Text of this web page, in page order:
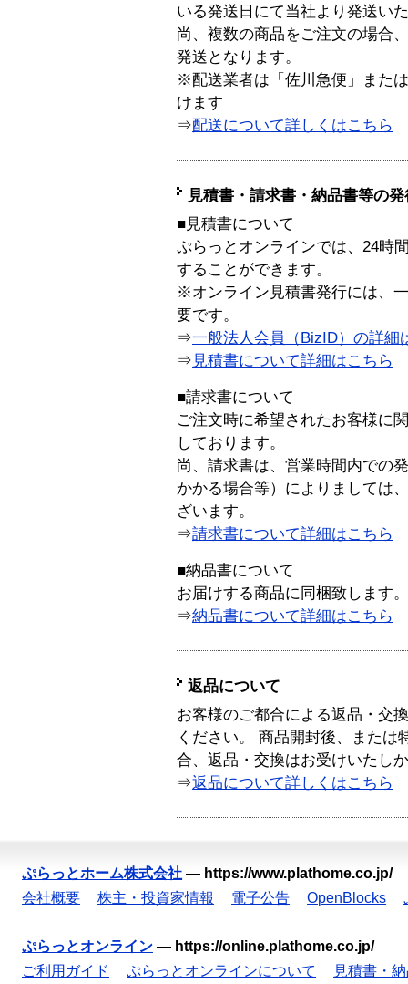
いる発送日にて当社より発送い
尚、複数の商品をご注文の場合
発送となります。
※配送業者は「佐川急便」また
けます
⇒配送について詳しくはこちら
見積書・請求書・納品書等の
■見積書について
ぷらっとオンラインでは、24時
することができます。
※オンライン見積書発行には、
要です。
⇒一般法人会員（BizID）の詳細
⇒ 見積書について詳細はこちら
■請求書について
ご注文時に希望されたお客様に
しております。
尚、請求書は、営業時間内での
かかる場合等）によりましては
ざいます。
⇒請求書について詳細はこちら
■納品書について
お届けする商品に同梱致します。
⇒納品書について詳細はこちら
返品について
お客様のご都合による返品・交
ください。 商品開封後、または
合、返品・交換はお受けいたし
⇒返品について詳しくはこちら
ぷらっとホーム株式会社 — https://www.plathome.co.jp/
会社概要
株主・投資家情報 電子公告 OpenBlocks
ぷらっとオンライン — https://online.plathome.co.jp/
ご利用ガイド
ぷらっとオンラインについて 見積書・